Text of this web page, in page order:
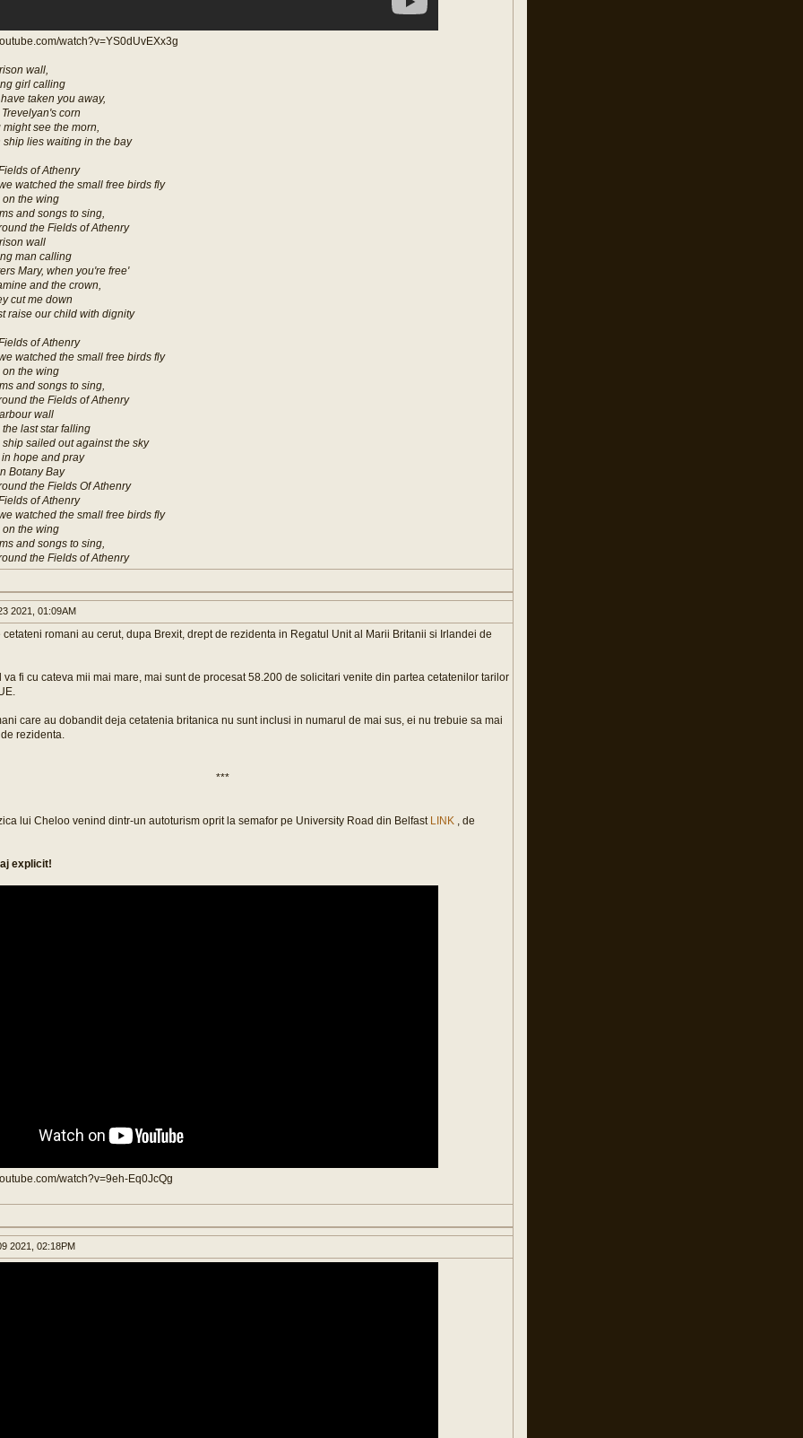
watch?v=YS0dUvEXx3g
wall,
girl calling
taken you away,
corn
see the morn,
ship lies waiting in the bay
of Athenry
watched the small free birds fly
on the wing
and songs to sing,
the Fields of Athenry
wall
man calling
Mary, when you're free'
and the crown,
cut me down
raise our child with dignity
of Athenry
watched the small free birds fly
on the wing
and songs to sing,
the Fields of Athenry
wall
last star falling
sailed out against the sky
hope and pray
Botany Bay
the Fields Of Athenry
of Athenry
watched the small free birds fly
on the wing
and songs to sing,
the Fields of Athenry
2021, 01:09AM
cetateni romani au cerut, dupa Brexit, drept de rezidenta in Regatul Unit al Marii Britanii si Irlandei de
va fi cu cateva mii mai mare, mai sunt de procesat 58.200 de solicitari venite din partea cetatenilor tarilor
care au dobandit deja cetatenia britanica nu sunt inclusi in numarul de mai sus, ei nu trebuie sa mai
rezidenta.
***
lui Cheloo venind dintr-un autoturism oprit la semafor pe University Road din Belfast LINK , de
explicit!
watch?v=9eh-Eq0JcQg
2021, 02:18PM